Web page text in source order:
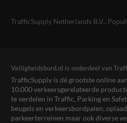
TrafficSupply Netherlands B.V.,
Veiligheidsbord.nl is onderdeel van
TrafficSupply is dé grootste online
10.000 verkeersgerelateerde
te verdelen in Traffic, Parking en
beugels en verkeersbordpalen,
parkeerterreinen maar ook diverse